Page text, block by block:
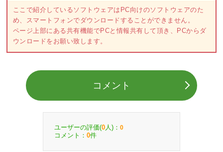
ここで紹介しているソフトウェアはPC向けのソフトウェアのた
め、スマートフォンでダウンロードすることができません。
ページ上部にある共有機能でPCと情報共有して頂き、PCからダ
ウンロードをお願い致します。
コメント
ユーザーの評価(0 人)： 0
コメント： 0件